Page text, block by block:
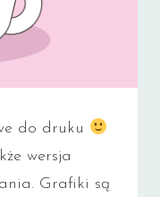
do druku
wersja
Grafiki są